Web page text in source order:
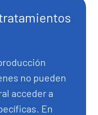
no pueden
acceder a
En